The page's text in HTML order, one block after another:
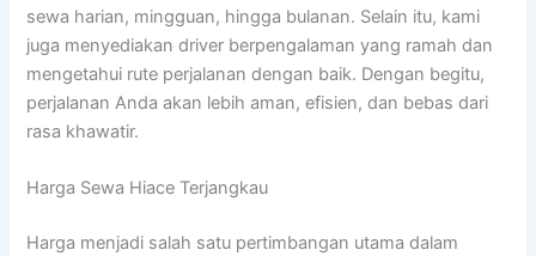
sewa harian, mingguan, hingga bulanan. Selain itu, kami
juga menyediakan driver berpengalaman yang ramah dan
mengetahui rute perjalanan dengan baik. Dengan begitu,
perjalanan Anda akan lebih aman, efisien, dan bebas dari
rasa khawatir.
Harga Sewa Hiace Terjangkau
Harga menjadi salah satu pertimbangan utama dalam